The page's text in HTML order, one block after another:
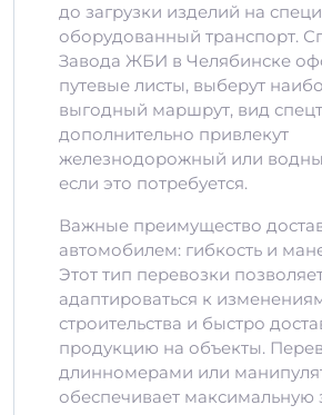
до загрузки изделий на
оборудованный транспорт.
Завода ЖБИ в Челябинске
путевые листы, выберут
выгодный маршрут, вид
дополнительно привлекут
железнодорожный или
если это потребуется.
Важные преимущество
автомобилем: гибкость и
Этот тип перевозки
адаптироваться к
строительства и быстро
продукцию на объекты.
длинномерами или
обеспечивает максимальную